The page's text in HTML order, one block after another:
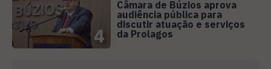
4
Câmara de Búzios aprova
audiência pública para
discutir atuação e serviços
da Prolagos